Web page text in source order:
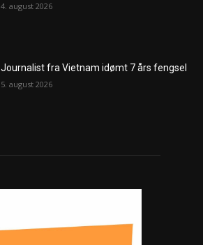
4. august 2026
Journalist fra Vietnam idømt 7 års fengsel
5. august 2026